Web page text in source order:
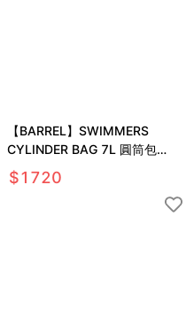
【BARREL】SWIMMERS
CYLINDER BAG 7L 圓筒包
#MINT
$1720